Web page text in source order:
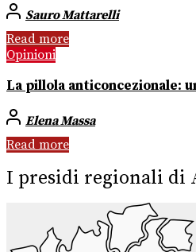
Sauro Mattarelli
Read more
Opinioni
La pillola anticoncezionale:
Elena Massa
Read more
I presidi regionali di